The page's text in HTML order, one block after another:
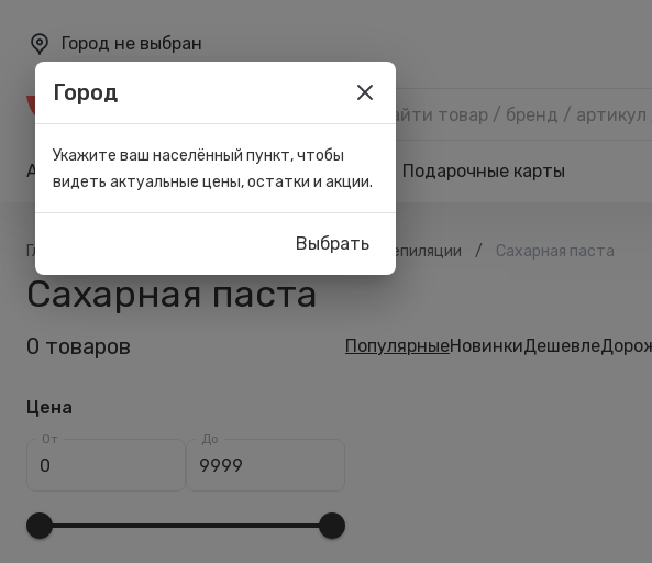
Город не выбран
Акции Карта лояльности Подарочные карты
Главная Для бритья и депиляции / Сахарная паста
Сахарная паста
0 товаров
Цена
От До
ПопулярныеНовинкиДешевле
Город
Укажите ваш населённый пункт, чтобы
видеть актуальные цены, остатки и акции.
Выбрать